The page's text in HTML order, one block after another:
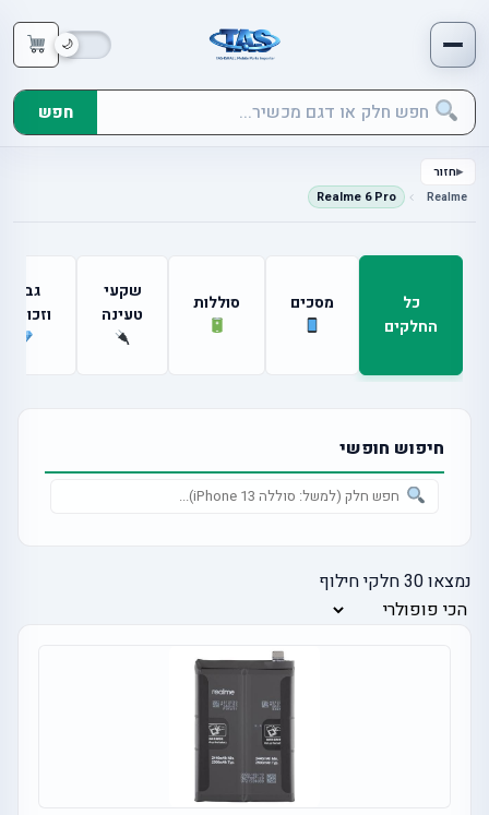
חפש
חזור
Realme
Realme 6 Pro
כל
החלקים
מסכים סוללות
שקעי
טעינה
גבים
חיפוש חופשי
נמצאו30חלקי חילוף